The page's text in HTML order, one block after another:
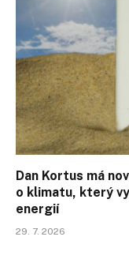
Dan Kortus má
o klimatu, který
energií
29. 7. 2026